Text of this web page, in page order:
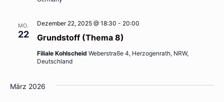
MO.
22 Grundstoff (Thema 8)
Dezember 22, 2025 @ 18:30 - 20:00
Filiale Kohlscheid Weberstraße 4, Herzogenrath, NRW,
Deutschland
März 2026